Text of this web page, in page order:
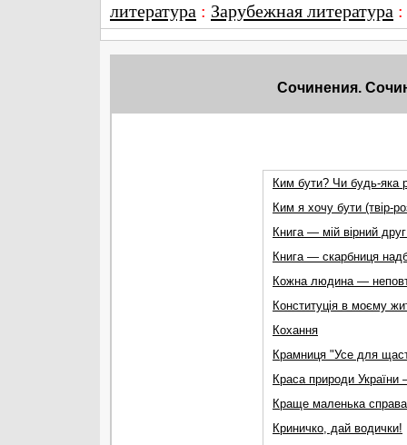
литература : Зарубежная литература
Сочинения.
Ким бути? Чи будь-яка
Ким я хочу бути (твір-
Книга — мій вірний
Книга — скарбниця
Кожна людина —
Конституція в моєму
Кохання
Крамниця "Усе для
Краса природи
Краще маленька
Криничко, дай водички!